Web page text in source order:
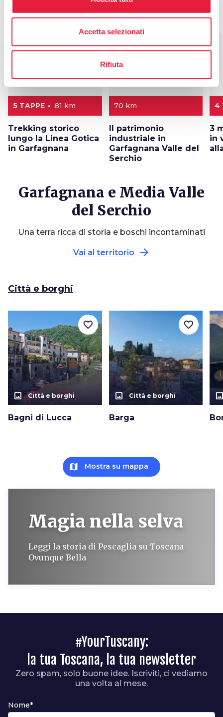
Accetta selezionati
Rifiuta
Itinerari map Vedi su mappa
5 TAPPE 81 km
Trekking storico
lungo la Linea Gotica
in Garfagnana
favorite_border
70 km
Il patrimonio
industriale in
Garfagnana Valle del
Serchio
favorite_border
4
3
in
Garfagnana e Media Valle
del Serchio
Una terra ricca di storia e boschi incontaminati
Vai al territorio arrow_forward
Città e borghi
photo_size_select_actual Città e borghi
Bagni di Lucca
favorite_border
photo_size_select_actual Città e borghi
Barga
favorite_border
map Mostra su mappa
Magia nella selva
Leggi la storia di Pescaglia su Toscana
Ovunque Bella
#YourTuscany:
la tua Toscana, la tua newsletter
Zero spam, solo buone idee. Iscriviti, ci vediamo
una volta al mese.
Nome*